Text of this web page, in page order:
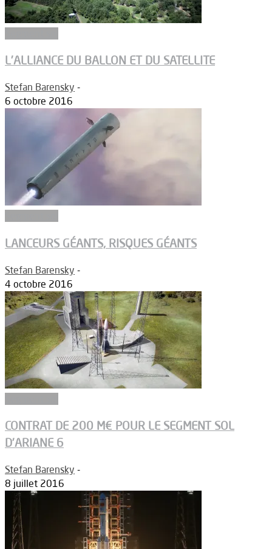
L’ALLIANCE DU BALLON ET DU SATELLITE
Stefan Barensky -
6 octobre 2016
LANCEURS GÉANTS, RISQUES GÉANTS
Stefan Barensky -
4 octobre 2016
CONTRAT DE 200 M€ POUR LE SEGMENT SOL
D’ARIANE 6
Stefan Barensky -
8 juillet 2016